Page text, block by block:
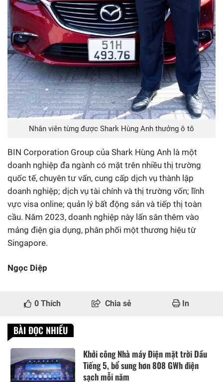
Nhân viên từng được Shark Hùng Anh thưởng ô tô
BIN Corporation Group của Shark Hùng Anh là một
doanh nghiệp đa ngành có mặt trên nhiều thị trường
quốc tế, chuyên tư vấn, cung cấp dịch vụ thành lập
doanh nghiệp; dịch vụ tài chính và thị trường vốn; lĩnh
vực visa online; quản lý bất động sản và tiếp thị toàn
cầu. Năm 2023, doanh nghiệp này lấn sân thêm vào
mảng điện gia dụng, phân phối một thương hiệu từ
Singapore.
Ngọc Diệp
0 Thích Chia sẻ In
BÀI ĐỌC NHIỀU
Khởi công Nhà máy Điện mặt trời Dầu
Tiếng 5, bổ sung hơn 808 GWh điện
sạch mỗi năm